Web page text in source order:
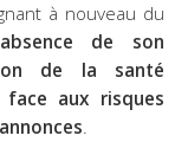
à nouveau du
absence de son
de la santé
aux risques
.